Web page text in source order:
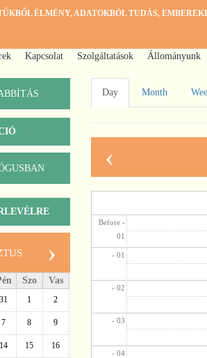
ÉLMÉNY, ADATOKBÓL TUDÁS,
Kapcsolat Szolgáltatások Állományunk
›
Szo Vas
31 1 2
7 8 9
14 15 16
Elsődleges
Day Month
‹
Before -
01
- 01
- 02
- 03
- 04